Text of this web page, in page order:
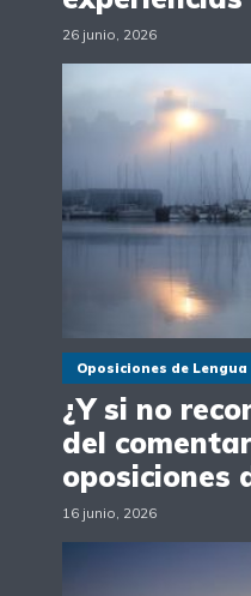
26 junio, 2026
Oposiciones de
¿Y si no
del
oposiciones
16 junio, 2026